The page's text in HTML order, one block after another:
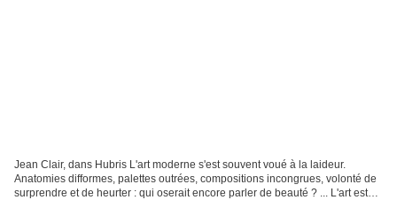
Jean Clair, dans Hubris L'art moderne s'est souvent voué à la laideur.
Anatomies difformes, palettes outrées, compositions incongrues, volonté de
surprendre et de heurter : qui oserait encore parler de beauté ? ... L'art est